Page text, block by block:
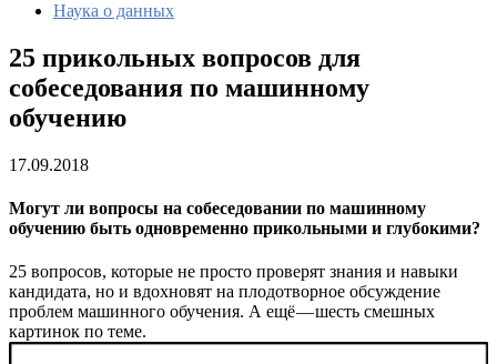
Наука о данных
25 прикольных вопросов для
собеседования по машинному
обучению
17.09.2018
Могут ли вопросы на собеседовании по машинному
обучению быть одновременно прикольными и глубокими?
25 вопросов, которые не просто проверят знания и навыки
кандидата, но и вдохновят на плодотворное обсуждение
проблем машинного обучения. А ещё — шесть смешных
картинок по теме.